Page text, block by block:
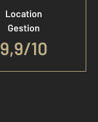
Location
Gestion
9,9/10